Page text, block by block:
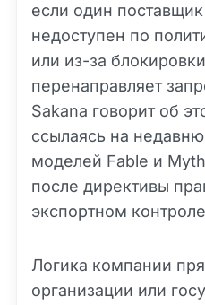
если один поставщик
недоступен по
или из-за
перенаправляет
Sakana говорит об
ссылаясь на
моделей Fable и
после директивы
экспортном
Логика компании
организации или